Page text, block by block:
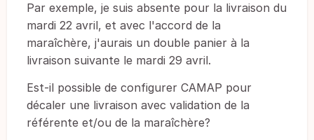
Par exemple, je suis absente pour la livraison du
mardi 22 avril, et avec l'accord de la
maraîchère, j'aurais un double panier à la
livraison suivante le mardi 29 avril.
Est-il possible de configurer CAMAP pour
décaler une livraison avec validation de la
référente et/ou de la maraîchère?